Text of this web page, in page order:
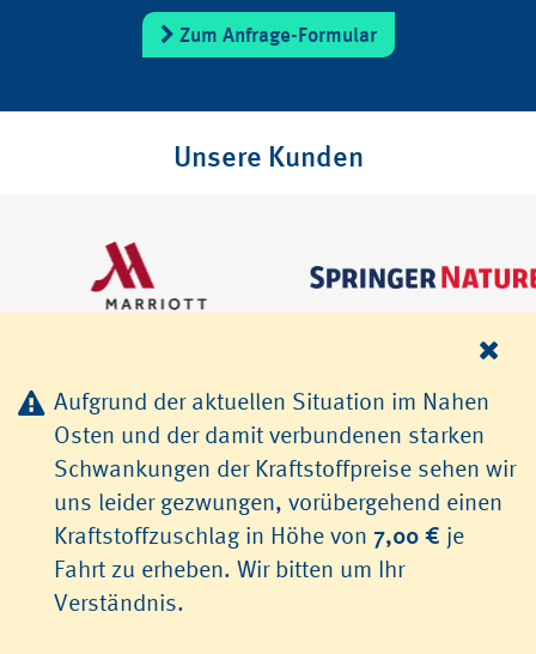
Zum Anfrage-Formular
Unsere Kunden
© 2026 TLS Transfer & Limousinenservice GmbH, Heidelberg
Jobs
AGB Datenschutz Impressum
Aufgrund der aktuellen Situation im Nahen
Osten und der damit verbundenen starken
Schwankungen der Kraftstoffpreise sehen wir
uns leider gezwungen, vorübergehend einen
Kraftstoffzuschlag in Höhe von 7,00 € je
Fahrt zu erheben. Wir bitten um Ihr
Verständnis.